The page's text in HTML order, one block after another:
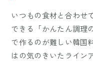
いつもの食材と合わせ
できる「かんたん調理
で作るのが難しい韓国
はの気のきいたライン